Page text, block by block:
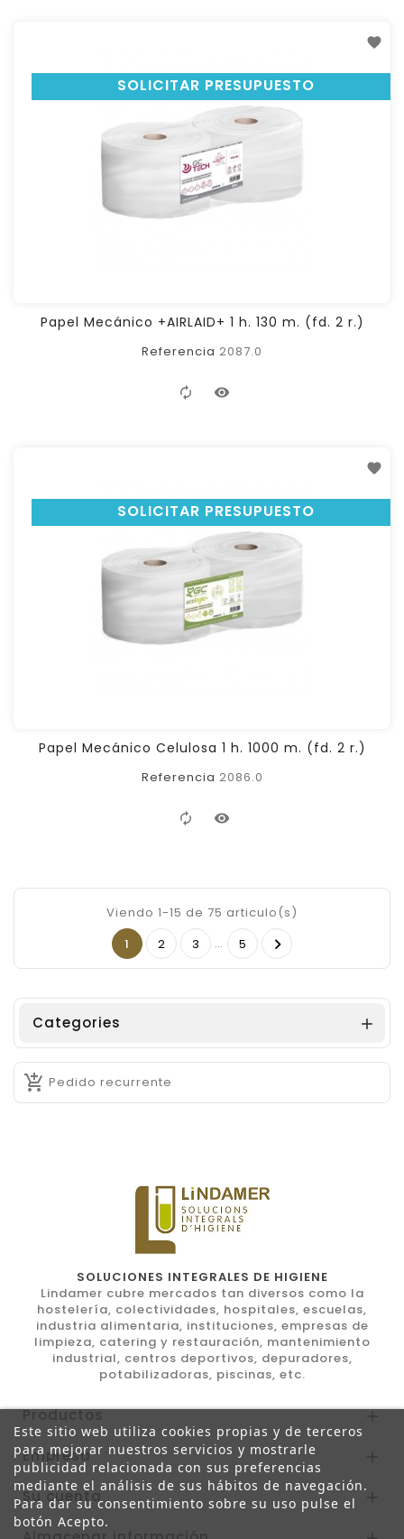
SOLICITAR PRESUPUESTO
Papel Mecánico +AIRLAID+ 1 h. 130 m. (fd. 2 r.)
Referencia 2087.0
SOLICITAR PRESUPUESTO
Papel Mecánico Celulosa 1 h. 1000 m. (fd. 2 r.)
Referencia 2086.0
Viendo 1-15 de 75 articulo(s)
1
2 3 … 5 
Categories 
 Pedido recurrente
SOLUCIONES INTEGRALES DE HIGIENE
Lindamer cubre mercados tan diversos como la
hostelería, colectividades, hospitales, escuelas,
industria alimentaria, instituciones, empresas de
limpieza, catering y restauración, mantenimiento
industrial, centros deportivos, depuradores,
potabilizadoras, piscinas, etc.
Productos
Empresa
Su cuenta
Este sitio web utiliza cookies propias y de terceros
para mejorar nuestros servicios y mostrarle
publicidad relacionada con sus preferencias
mediante el análisis de sus hábitos de navegación.
Para dar su consentimiento sobre su uso pulse el
botón Acepto.